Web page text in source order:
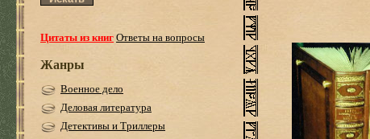
Цитаты из книгОтветы на вопросы
Жанры
Военное дело
Деловая литература
Детективы и Триллеры